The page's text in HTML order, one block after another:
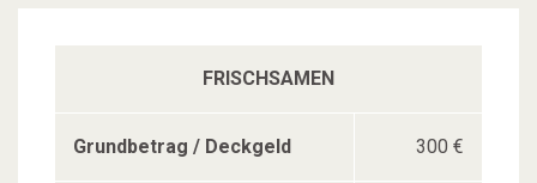
FRISCHSAMEN
Grundbetrag / Deckgeld 300 €